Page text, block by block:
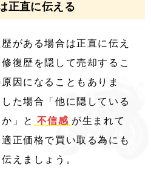
正直に伝える
がある場合は正直に伝え
復歴を隠して売却するこ
因になることもありま
た場合「他に隠している
」と
不信感 が生まれて
正価格で買い取る為にも
えましょう。